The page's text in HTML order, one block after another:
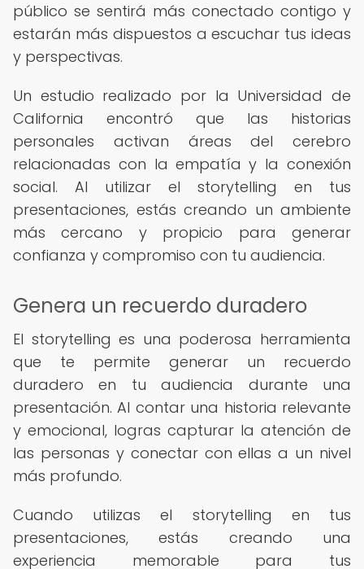
público se sentirá más conectado contigo y
estarán más dispuestos a escuchar tus ideas
y perspectivas.
Un estudio realizado por la Universidad de
California encontró que las historias
personales activan áreas del cerebro
relacionadas con la empatía y la conexión
social. Al utilizar el storytelling en tus
presentaciones, estás creando un ambiente
más cercano y propicio para generar
confianza y compromiso con tu audiencia.
Genera un recuerdo duradero
El storytelling es una poderosa herramienta
que te permite generar un recuerdo
duradero en tu audiencia durante una
presentación. Al contar una historia relevante
y emocional, logras capturar la atención de
las personas y conectar con ellas a un nivel
más profundo.
Cuando utilizas el storytelling en tus
presentaciones, estás creando una
experiencia memorable para tus